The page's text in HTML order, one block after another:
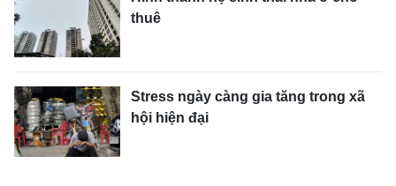
thuê
Stress ngày càng gia tăng trong xã
hội hiện đại